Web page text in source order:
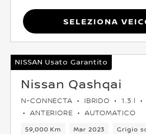
Seleziona
NISSAN Usato Garantito
Nissan Qashqai
N-CONNECTA IBRIDO 1.3 l
ANTERIORE
AUTOMATICO
59,000 Km Mar 2023 Grigio